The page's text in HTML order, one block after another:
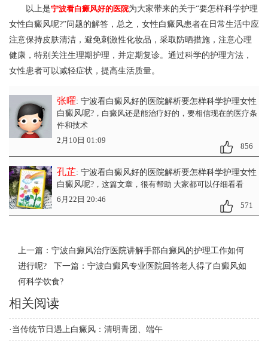
以上是宁波看白癜风好的医院为大家带来的关于“要怎样科学护理
女性白癜风呢?”问题的解答，总之，女性白癜风患者在日常生活中应
注意保持皮肤清洁，避免刺激性化妆品，采取防晒措施，注意心理
健康，特别关注生理期护理，并定期复诊。通过科学的护理方法，
女性患者可以减轻症状，提高生活质量。
张曜: 宁波看白癜风好的医院解析要怎样科学护理女性
白癜风呢?，白癜风还是能治疗好的，要相信现在的医疗条
件和技术
2月10日 01:09
856
孔芷: 宁波看白癜风好的医院解析要怎样科学护理女性
白癜风呢?，这篇文章，很有帮助 大家都可以仔细看看
6月22日 20:46
571
上一篇： 宁波白癜风治疗医院讲解手部白癜风的护理工作如何
进行呢? 下一篇： 宁波白癜风专业医院回答老人得了白癜风如
何科学饮食?
相关阅读
· 当传统节日遇上白癜风：清明青团、端午